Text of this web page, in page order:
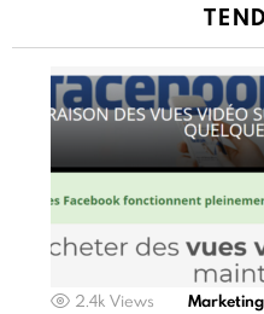
2.4k Views Marketing